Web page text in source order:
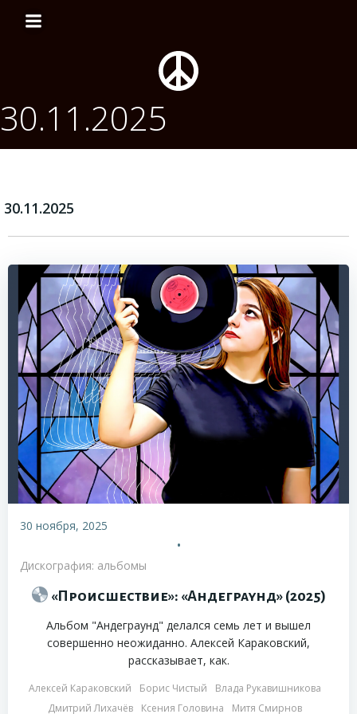
содержимому
30.11.2025
30.11.2025
30 ноября, 2025
•
Дискография: альбомы
«Происшествие»: «Андеграунд» (2025)
Альбом "Андеграунд" делался семь лет и вышел
совершенно неожиданно. Алексей Караковский,
рассказывает, как.
Алексей Караковский Борис Чистый
Влада Рукавишникова
Дмитрий Лихачёв
Ксения Головина
Митя Смирнов